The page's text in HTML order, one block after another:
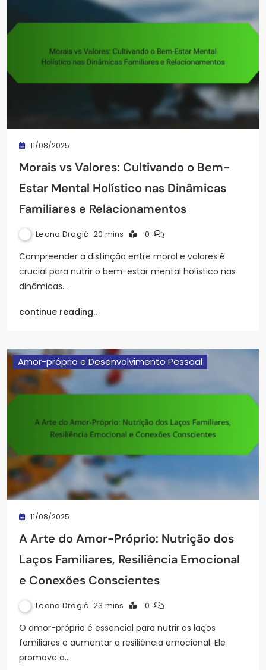
11/08/2025
Morais vs Valores: Cultivando o Bem-
Estar Mental Holístico nas Dinâmicas
Familiares e Relacionamentos
Leona Dragić 20 mins 0
Compreender a distinção entre moral e valores é
crucial para nutrir o bem-estar mental holístico nas
dinâmicas…
continue reading..
Amor-próprio e Desenvolvimento Pessoal
11/08/2025
A Arte do Amor-Próprio: Nutrição dos
Laços Familiares, Resiliência Emocional
e Conexões Conscientes
Leona Dragić 23 mins 0
O amor-próprio é essencial para nutrir os laços
familiares e aumentar a resiliência emocional. Ele
promove a…